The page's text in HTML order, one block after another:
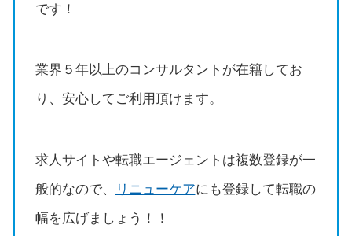
です！
業界５年以上のコンサルタントが在籍してお
り、安心してご利用頂けます。
求人サイトや転職エージェントは複数登録が一
般的なので、
リニューケアにも登録して転職の
幅を広げましょう！！